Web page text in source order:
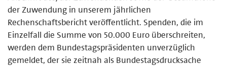
der Zuwendung in unserem jährlichen
Rechenschaftsbericht veröffentlicht. Spenden, die im
Einzelfall die Summe von 50.000 Euro überschreiten,
werden dem Bundestagspräsidenten unverzüglich
gemeldet, der sie zeitnah als Bundestagsdrucksache